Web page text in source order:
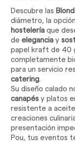
Descubre las
diámetro, la
hostelería que
deelegancia y
papel kraft de 40
completamente
para un servicio
catering.
Su diseño calado
canapés y platos
resistente a
creaciones
presentación
Pou, tus eventos